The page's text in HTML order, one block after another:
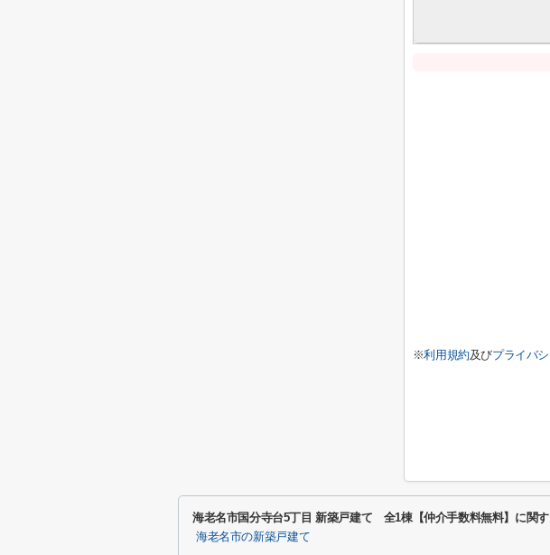
※利用規約及びプライバ
海老名市国分寺台5丁目 新築戸建て 全1棟【仲介手数料無料】に関
海老名市の新築戸建て